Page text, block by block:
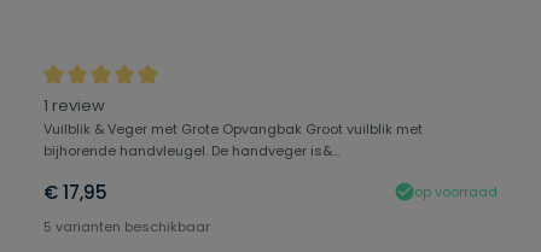
Gemiddelde waardering van 5 van 5 sterren
1 review
Vuilblik & Veger met Grote Opvangbak Groot vuilblik met
bijhorende handvleugel. De handveger is&...
€ 17,95
op voorraad
5 varianten beschikbaar